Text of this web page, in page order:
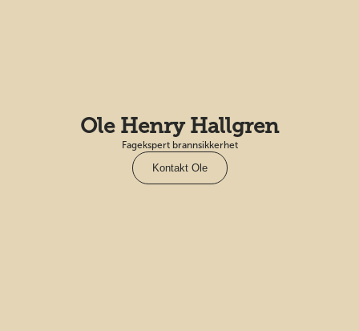
Ole Henry Hallgren
Fagekspert brannsikkerhet
Kontakt Ole